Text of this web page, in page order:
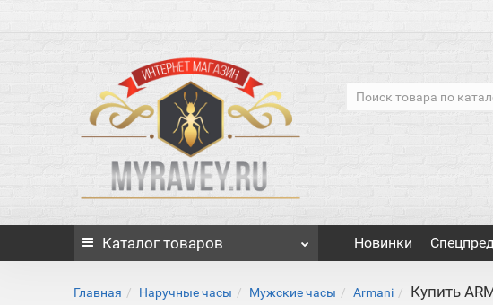
Каталог товаров Новинки
Главная Наручные часы Мужские часы Armani Купить